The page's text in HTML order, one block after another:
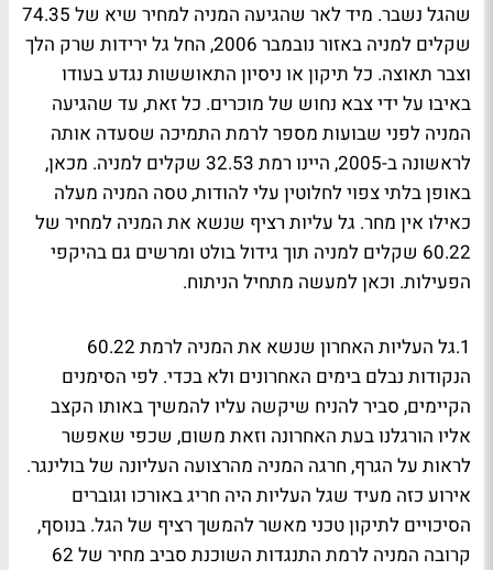
שהגל נשבר. מיד לאר שהגיעה המניה למחיר שיא של 74.35
שקלים למניה באזור נובמבר 2006, החל גל ירידות שרק הלך
וצבר תאוצה. כל תיקון או ניסיון התאוששות נגדע בעודו
באיבו על ידי צבא נחוש של מוכרים. כל זאת, עד שהגיעה
המניה לפני שבועות מספר לרמת התמיכה שסעדה אותה
לראשונה ב-2005, היינו רמת 32.53 שקלים למניה. מכאן,
באופן בלתי צפוי לחלוטין עלי להודות, טסה המניה מעלה
כאילו אין מחר. גל עליות רציף שנשא את המניה למחיר של
60.22 שקלים למניה תוך גידול בולט ומרשים גם בהיקפי
הפעילות. וכאן למעשה מתחיל הניתוח.
1.גל העליות האחרון שנשא את המניה לרמת 60.22
הנקודות נבלם בימים האחרונים ולא בכדי. לפי הסימנים
הקיימים, סביר להניח שיקשה עליו להמשיך באותו הקצב
אליו הורגלנו בעת האחרונה וזאת משום, שכפי שאפשר
לראות על הגרף, חרגה המניה מהרצועה העליונה של בולינגר.
אירוע כזה מעיד שגל העליות היה חריג באורכו וגוברים
הסיכויים לתיקון טכני מאשר להמשך רציף של הגל. בנוסף,
קרובה המניה לרמת התנגדות השוכנת סביב מחיר של 62